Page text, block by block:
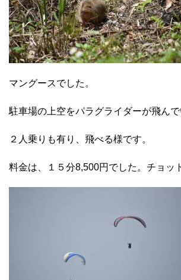
マングースでした。
駐車場の上空をパラグライダーが飛んで
２人乗りも有り、飛べる様です。
料金は、１５分8,500円でした。チョッ